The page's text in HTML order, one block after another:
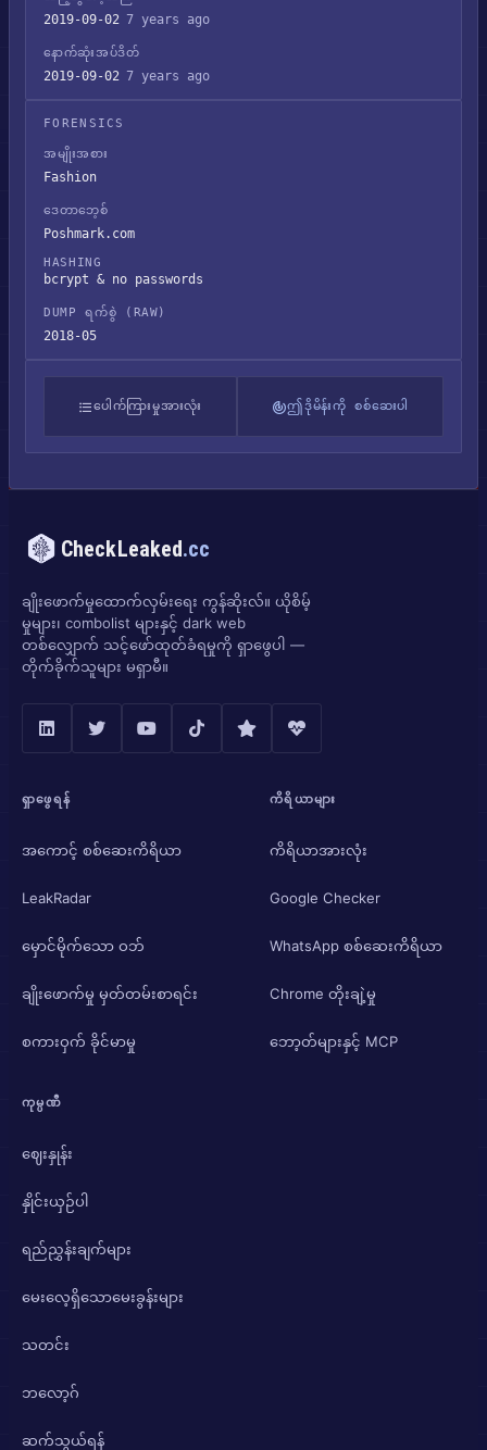
2019-09-02 7 years ago
နောက်ဆုံးအပ်ဒိတ်
2019-09-02 7 years ago
FORENSICS
အမျိုးအစား
Fashion
ဒေတာဘေ့စ်
Poshmark.com
HASHING
bcrypt & no passwords
DUMP ရက်စွဲ (RAW)
2018-05
ပေါက်ကြားမှုအားလုံး ဤဒိုမိန်းကို စစ်ဆေးပါ
CheckLeaked.cc
ချိုးဖောက်မှုထောက်လှမ်းရေး ကွန်ဆိုးလ်။ ယိုစိမ့်
မှုများ၊ combolist များနှင့် dark web
တစ်လျှောက် သင့်ဖော်ထုတ်ခံရမှုကို ရှာဖွေပါ —
တိုက်ခိုက်သူများ မရှာမီ။
ရှာဖွေရန်
အကောင့် စစ်ဆေးကိရိယာ
LeakRadar
မှောင်မိုက်သော ဝဘ်
ချိုးဖောက်မှု မှတ်တမ်းစာရင်း
စကားဝှက် ခိုင်မာမှု
ကိရိယာများ
ကိရိယာအားလုံး
Google Checker
WhatsApp စစ်ဆေးကိရိယာ
Chrome တိုးချဲ့မှု
ဘော့တ်များနှင့် MCP
ကုမ္ပဏီ
ဈေးနှုန်း
နှိုင်းယှဉ်ပါ
ရည်ညွှန်းချက်များ
မေးလေ့ရှိသောမေးခွန်းများ
သတင်း
ဘလော့ဂ်
ဆက်သွယ်ရန်